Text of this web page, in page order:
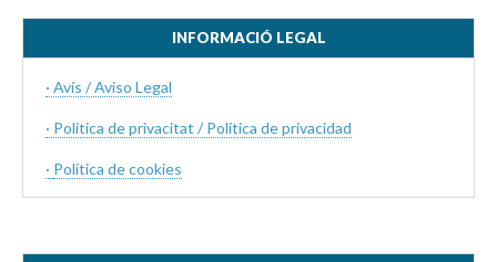
INFORMACIÓ LEGAL
· Avís / Aviso Legal
· Politica de privacitat / Política de privacidad
· Política de cookies